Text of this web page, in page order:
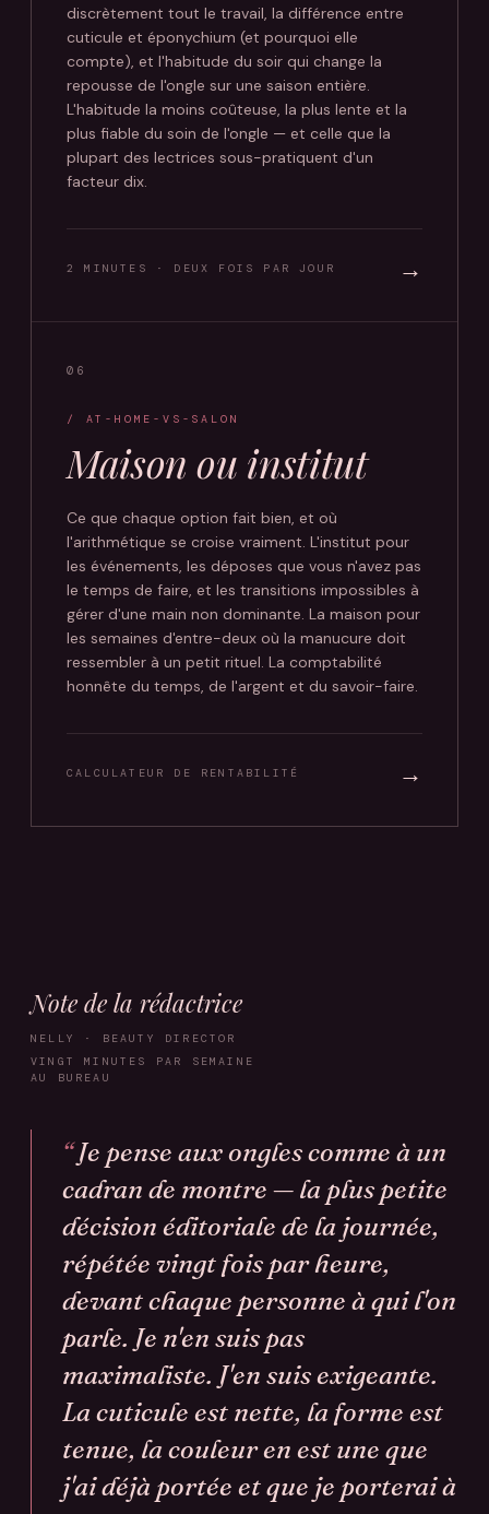
discrètement tout le travail, la différence entre
cuticule et éponychium (et pourquoi elle
compte), et l'habitude du soir qui change la
repousse de l'ongle sur une saison entière.
L'habitude la moins coûteuse, la plus lente et la
plus fiable du soin de l'ongle — et celle que la
plupart des lectrices sous-pratiquent d'un
facteur dix.
2 MINUTES · DEUX FOIS PAR JOUR →
06
/ AT-HOME-VS-SALON
Maison ou institut
Ce que chaque option fait bien, et où
l'arithmétique se croise vraiment. L'institut pour
les événements, les déposes que vous n'avez pas
le temps de faire, et les transitions impossibles à
gérer d'une main non dominante. La maison pour
les semaines d'entre-deux où la manucure doit
ressembler à un petit rituel. La comptabilité
honnête du temps, de l'argent et du savoir-faire.
CALCULATEUR DE RENTABILITÉ →
Note de la rédactrice
NELLY · BEAUTY DIRECTOR
VINGT MINUTES PAR SEMAINE
AU BUREAU
Je pense aux ongles comme à un
cadran de montre — la plus petite
décision éditoriale de la journée,
répétée vingt fois par heure,
devant chaque personne à qui l'on
parle. Je n'en suis pas
maximaliste. J'en suis exigeante.
La cuticule est nette, la forme est
tenue, la couleur en est une que
j'ai déjà portée et que je porterai à